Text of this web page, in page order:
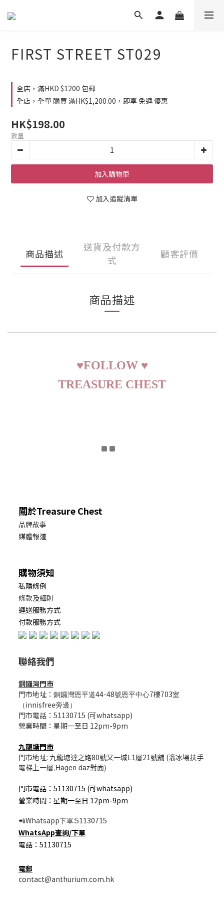
FIRST STREET ST029
全店，滿HKD $1200 包郵
全店，全單 購買 滿HK$1,200.00，即享 免運 優惠
HK$198.00
數量
加入購物車
加入追蹤清單
商品描述
送貨及付款方
式
顧客評價
商品描述
♥FOLLOW ♥
TREASURE CHEST
關於Treasure Chest
品牌故事
媒體報道
購物須知
私隱條例
條款及細則
運送服務方式
付款服務方式
聯絡我們
銅鑼灣門市
門市地址： 銅鑼灣恩平道44-48號恩平中心7樓703室
（ innisfree旁邊）
門市電話：51130715 (可whatsapp)
營業時間：星期一至日 12pm-9pm
九龍塘門市
門市地址: 九龍塘達之路80號又一城L1層21號舖 (溜冰場扶手
電梯上一層,Hagen daz對面)
門市電話：51130715 (可whatsapp)
營業時間：星期一至日 12pm-9pm
📲Whatsapp下單:51130715
WhatsApp查詢/下單
電話：51130715
電郵
contact@anthurium.com.hk